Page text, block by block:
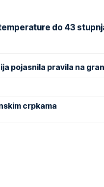
do 43
pojasnila pravila na
crpkama